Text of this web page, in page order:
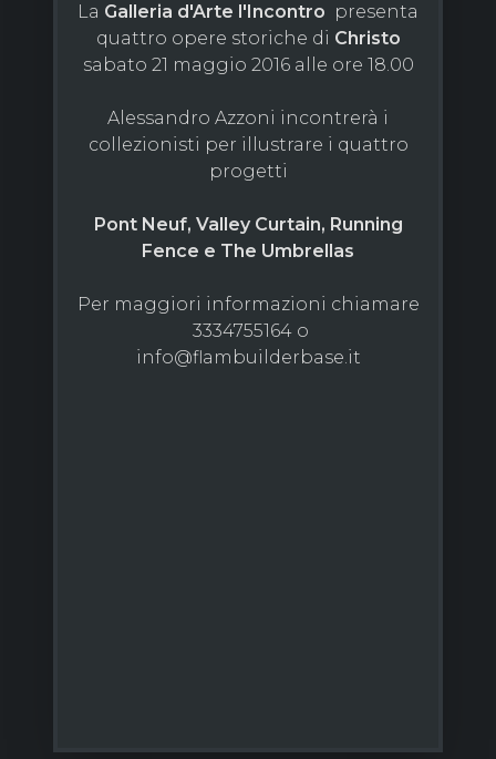
La Galleria d'Arte l'Incontro presenta
quattro opere storiche di Christo
sabato 21 maggio 2016 alle ore 18.00
Alessandro Azzoni incontrerà i
collezionisti per illustrare i quattro
progetti
Pont Neuf, Valley Curtain, Running
Fence e The Umbrellas
Per maggiori informazioni chiamare
3334755164 o
info@flambuilderbase.it